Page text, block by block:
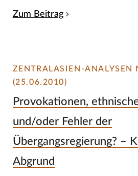
Zum Beitrag
ZENTRALASIEN-ANALYSEN
(25.06.2010)
Provokationen,
und/oder Fehler der
Übergangsregierung? –
Abgrund